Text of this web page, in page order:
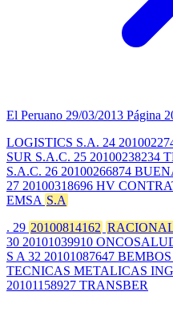
El Peruano 29/03/2013 Página
LOGISTICS S.A. 24
SUR S.A.C. 25 20100238234
S.A.C. 26 20100266874
27 20100318696 HV
EMSA S.A
. 29 20100814162
30 20101039910
S A 32 20101087647
TECNICAS METALICAS
20101158927 TRANSBER